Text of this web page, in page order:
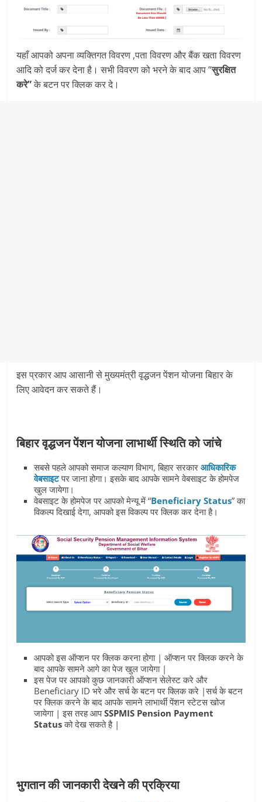
यहाँ आपको अपना व्यक्तिगत विवरण ,पता विवरण और बैंक खता विवरण
आदि को दर्ज कर देना है। सभी विवरण को भरने के बाद आप “सुरक्षित
करे”के बटन पर क्लिक कर दे।
इस प्रकार आप आसानी से मुख्यमंत्री वृद्धजन पेंशन योजना बिहार के
लिए आवेदन कर सकते हैं।
बिहारवृद्धजनपेंशनयोजनालाभार्थीस्थितिकोजांचे
सबसे पहले आपको समाज कल्याण विभाग, बिहार सरकारआधिकारिक
वेबसाइटपर जाना होगा। इसके बाद आपके सामने वेबसाइट के होमपेज
खुल जायेगा।
वेबसाइट के होमपेज पर आपको मेन्यू में “Beneficiary Status” का
विकल्प दिखाई देगा, आपको इस विकल्प पर क्लिक कर देना है।
आपको इस ऑप्शन पर क्लिक करना होगा | ऑप्शन पर क्लिक करने के
बाद आपके सामने आगे का पेज खुल जायेगा |
इस पेज पर आपको कुछ जानकारी ऑप्शन सेलेस्ट करे और
Beneficiary ID भरे और सर्च के बटन पर क्लिक करे |सर्च के बटन
पर क्लिक करने के बाद आपके सामने लाभार्थी पेंशन स्टेटस खोज
जायेगा | इस तरह आपSSPMIS Pension Payment
Statusको देख सकते है |
भुगतान की जानकारी देखने की प्रक्रिया